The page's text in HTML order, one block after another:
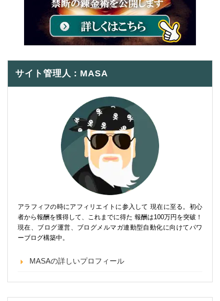
サイト管理人：MASA
アラフィフの時にアフィリエイトに参入して 現在に至る。初心
者から報酬を獲得して、これまでに得た 報酬は100万円を突破！
現在、ブログ運営、ブログメルマガ連動型自動化に向けてパワ
ーブログ構築中。
MASAの詳しいプロフィール